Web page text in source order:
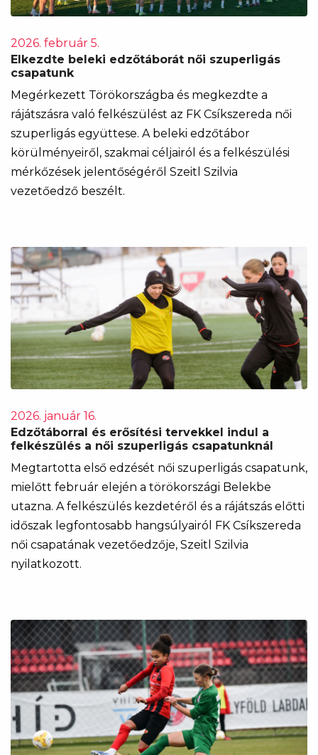
2026. február 5.
Elkezdte beleki edzőtáborát női szuperligás
csapatunk
Megérkezett Törökországba és megkezdte a
rájátszásra való felkészülést az FK Csíkszereda női
szuperligás együttese. A beleki edzőtábor
körülményeiről, szakmai céljairól és a felkészülési
mérkőzések jelentőségéről Szeitl Szilvia
vezetőedző beszélt.
2026. január 16.
Edzőtáborral és erősítési tervekkel indul a
felkészülés a női szuperligás csapatunknál
Megtartotta első edzését női szuperligás csapatunk,
mielőtt február elején a törökországi Belekbe
utazna. A felkészülés kezdetéről és a rájátszás előtti
időszak legfontosabb hangsúlyairól FK Csíkszereda
női csapatának vezetőedzője, Szeitl Szilvia
nyilatkozott.